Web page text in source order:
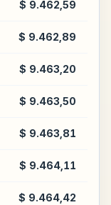
$ 9.462,59
$ 9.462,89
$ 9.463,20
$ 9.463,50
$ 9.463,81
$ 9.464,11
$ 9.464,42